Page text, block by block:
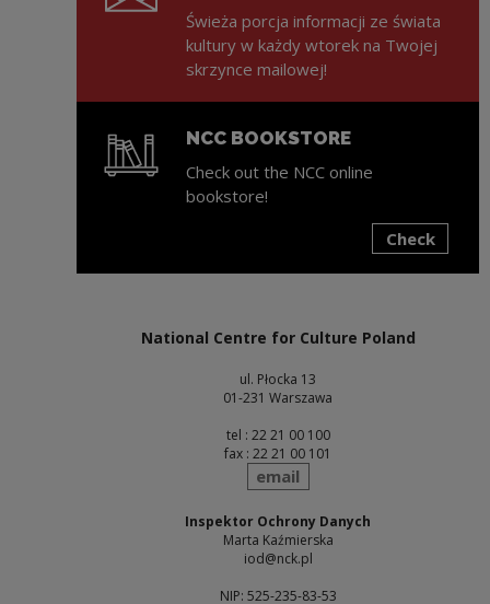
Świeża porcja informacji ze świata
kultury w każdy wtorek na Twojej
skrzynce mailowej!
NCC BOOKSTORE
Check out the NCC online
bookstore!
Check
National Centre for Culture Poland
ul. Płocka 13
01-231 Warszawa
tel : 22 21 00 100
fax : 22 21 00 101
send
email
Inspektor Ochrony Danych
Marta Kaźmierska
iod@nck.pl
NIP: 525-235-83-53